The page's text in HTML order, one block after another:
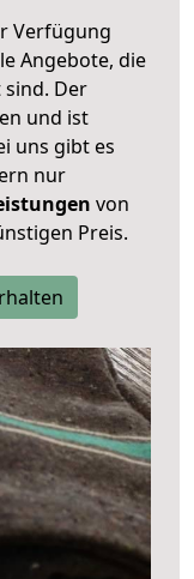
Verfügung
Angebote, die
Der
und ist
uns gibt es
nur
von
Preis.